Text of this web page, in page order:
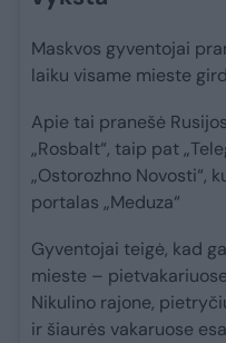
Maskvos gyventojai
laiku visame mieste
Apie tai pranešė
„Rosbalt“, taip pat
„Ostorozhno Novosti“,
portalas „Meduza“
Gyventojai teigė, kad
mieste –
Nikulino rajone,
ir šiaurės vakaruose